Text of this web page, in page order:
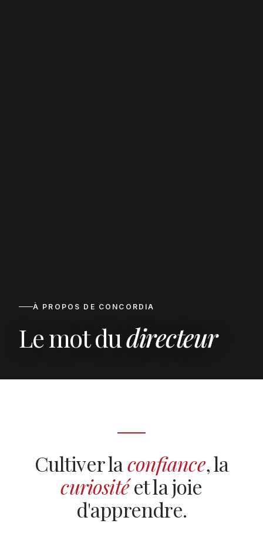
À PROPOS DE CONCORDIA
Le mot dudirecteur
Cultiver laconfiance, la
curiositéet la joie
d'apprendre.